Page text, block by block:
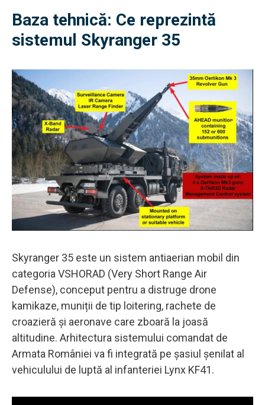
Baza tehnică: Ce reprezintă
sistemul Skyranger 35
Skyranger 35 este un sistem antiaerian mobil din
categoria VSHORAD (Very Short Range Air
Defense), conceput pentru a distruge drone
kamikaze, muniții de tip loitering, rachete de
croazieră și aeronave care zboară la joasă
altitudine. Arhitectura sistemului comandat de
Armata României va fi integrată pe șasiul șenilat al
vehiculului de luptă al infanteriei Lynx KF41.